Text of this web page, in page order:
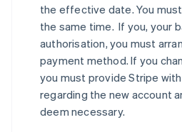
the effective date. You
the same time. If you, your
authorisation, you must
payment method. If you
you must provide Stripe
regarding the new account
deem necessary.
Hongkong SAR, Kina
Indien
English
Irland
English
Italien
Japan